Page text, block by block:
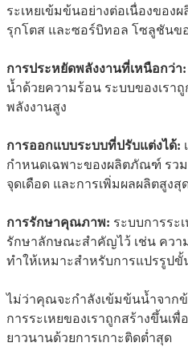
ระเหยเข้มข้นอย่างต่อเนื่องขอ
รุกโตส และซอร์บิทอล โซลูชันข
การประหยัดพลังงานที่เหนือกว่า:
น้ำด้วยความร้อน ระบบของเรา
พลังงานสูง
การออกแบบระบบที่ปรับแต่งได้:
กำหนดเฉพาะของผลิตภัณฑ์ รว
จุดเดือด และการเพิ่มผลผลิตสูงสุ
การรักษาคุณภาพ: ระบบการระ
รักษาลักษณะสำคัญไว้ เช่น คว
ทำให้เหมาะสำหรับการแปรรูปขั้
ไม่ว่าคุณจะกำลังเข้มข้นน้ำจาก
การระเหยของเราถูกสร้างขึ้นเ
ยาวนานด้วยการเกาะติดต่ำสุด